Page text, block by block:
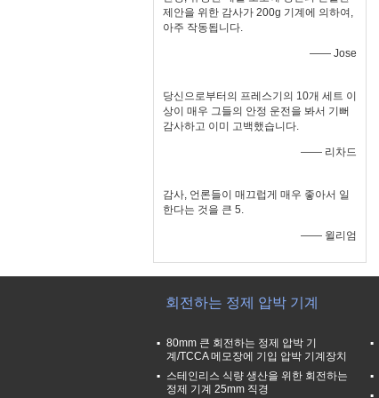
제안을 위한 감사가 200g 기계에 의하여,
아주 작동됩니다.
—— Jose
당신으로부터의 프레스기의 10개 세트 이
상이 매우 그들의 안정 운전을 봐서 기뻐
감사하고 이미 고백했습니다.
—— 리차드
감사, 언론들이 매끄럽게 매우 좋아서 일
한다는 것을 큰 5.
—— 윌리엄
회전하는 정제 압박 기계
80mm 큰 회전하는 정제 압박 기
계/TCCA 메모장에 기입 압박 기계장치
스테인리스 식량 생산을 위한 회전하는
정제 기계 25mm 직경